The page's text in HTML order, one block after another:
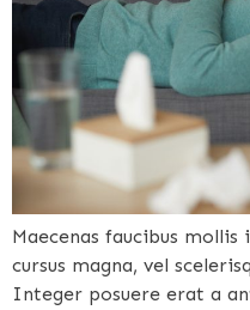
Maecenas faucibus
cursus magna, vel
Integer posuere erat a